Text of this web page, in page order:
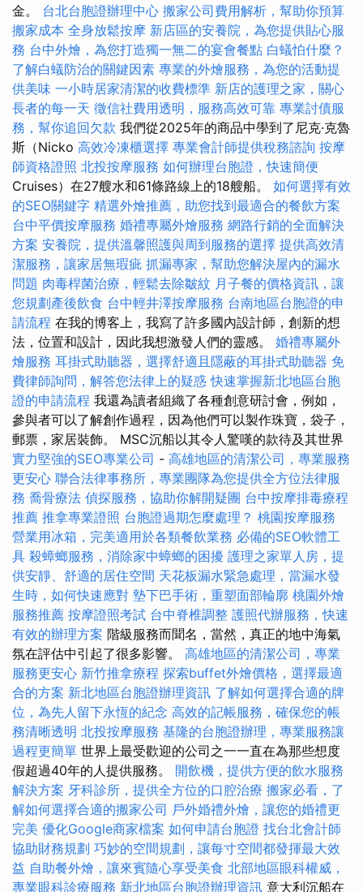
金。 台北台胞證辦理中心 搬家公司費用解析，幫助你預算
搬家成本 全身放鬆按摩 新店區的安養院，為您提供貼心服
務 台中外燴，為您打造獨一無二的宴會餐點 白蟻怕什麼？
了解白蟻防治的關鍵因素 專業的外燴服務，為您的活動提
供美味 一小時居家清潔的收費標準 新店的護理之家，關心
長者的每一天 徵信社費用透明，服務高效可靠 專業討債服
務，幫你追回欠款 我們從2025年的商品中學到了尼克·克魯
斯（Nicko 高效冷凍櫃選擇 專業會計師提供稅務諮詢 按摩
師資格證照 北投按摩服務 如何辦理台胞證，快速簡便
Cruises）在27艘水和61條路線上的18艘船。 如何選擇有效
的SEO關鍵字 精選外燴推薦，助您找到最適合的餐飲方案
台中平價按摩服務 婚禮專屬外燴服務 網路行銷的全面解決
方案 安養院，提供溫馨照護與周到服務的選擇 提供高效清
潔服務，讓家居無瑕疵 抓漏專家，幫助您解決屋內的漏水
問題 肉毒桿菌治療，輕鬆去除皺紋 月子餐的價格資訊，讓
您規劃產後飲食 台中輕井澤按摩服務 台南地區台胞證的申
請流程 在我的博客上，我寫了許多國內設計師，創新的想
法，位置和設計，因此我想激發人們的靈感。 婚禮專屬外
燴服務 耳掛式助聽器，選擇舒適且隱蔽的耳掛式助聽器 免
費律師詢問，解答您法律上的疑惑 快速掌握新北地區台胞
證的申請流程 我還為讀者組織了各種創意研討會，例如，
參與者可以了解創作過程，因為他們可以製作珠寶，袋子，
郵票，家居裝飾。 MSC沉船以其令人驚嘆的款待及其世界
實力堅強的SEO專業公司 - 高雄地區的清潔公司，專業服務
更安心 聯合法律事務所，專業團隊為您提供全方位法律服
務 喬骨療法 偵探服務，協助你解開疑團 台中按摩排毒療程
推薦 推拿專業證照 台胞證過期怎麼處理？ 桃園按摩服務
營業用冰箱，完美適用於各類餐飲業務 必備的SEO軟體工
具 殺蟑螂服務，消除家中蟑螂的困擾 護理之家單人房，提
供安靜、舒適的居住空間 天花板漏水緊急處理，當漏水發
生時，如何快速應對 墊下巴手術，重塑面部輪廓 桃園外燴
服務推薦 按摩證照考試 台中脊椎調整 護照代辦服務，快速
有效的辦理方案 階級服務而聞名，當然，真正的地中海氣
氛在評估中引起了很多影響。 高雄地區的清潔公司，專業
服務更安心 新竹推拿療程 探索buffet外燴價格，選擇最適
合的方案 新北地區台胞證辦理資訊 了解如何選擇合適的牌
位，為先人留下永恆的紀念 高效的記帳服務，確保您的帳
務清晰透明 北投按摩服務 基隆的台胞證辦理，專業服務讓
過程更簡單 世界上最受歡迎的公司之一一直在為那些想度
假超過40年的人提供服務。 開飲機，提供方便的飲水服務
解決方案 牙科診所，提供全方位的口腔治療 搬家必看，了
解如何選擇合適的搬家公司 戶外婚禮外燴，讓您的婚禮更
完美 優化Google商家檔案 如何申請台胞證 找台北會計師
協助財務規劃 巧妙的空間規劃，讓每寸空間都發揮最大效
益 自助餐外燴，讓來賓隨心享受美食 北部地區眼科權威，
專業眼科診療服務 新北地區台胞證辦理資訊 意大利沉船在